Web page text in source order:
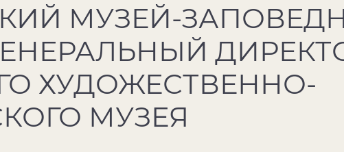
МУЗЕЙ-
ХУДОЖЕСТВЕННО-
МУЗЕЯ